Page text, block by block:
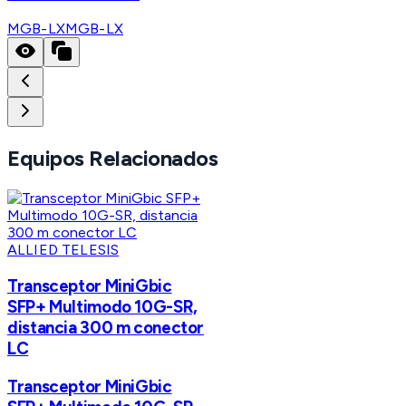
MGB-LXMGB-LX
Equipos Relacionados
ALLIED TELESIS
Transceptor MiniGbic
SFP+ Multimodo 10G-SR,
distancia 300 m conector
LC
Transceptor MiniGbic